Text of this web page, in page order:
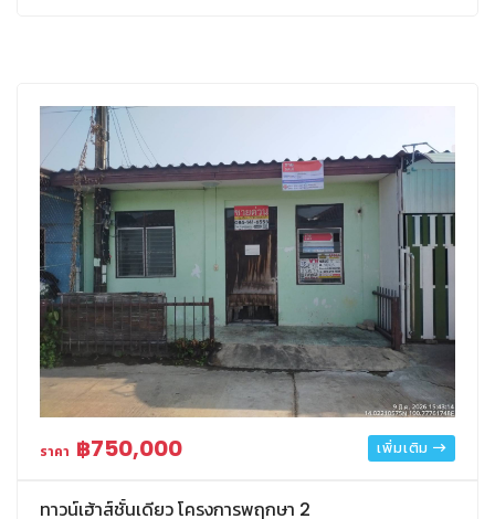
ราคา ฿750,000 เพิ่มเติม
ทาวน์เฮ้าส์ชั้นเดียว โครงการพฤกษา 2